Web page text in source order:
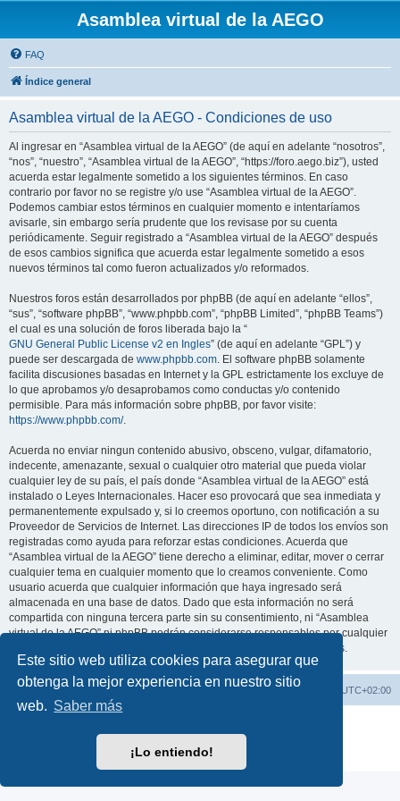
Este sitio web utiliza cookies para asegurar que
obtenga la mejor experiencia en nuestro sitio
web. Saber más
¡Lo entiendo!
Asamblea virtual de la AEGO
FAQ
Índice general
Asamblea virtual de la AEGO - Condiciones de uso
Al ingresar en “Asamblea virtual de la AEGO” (de aquí en adelante “nosotros”,
“nos”, “nuestro”, “Asamblea virtual de la AEGO”, “https://foro.aego.biz”), usted
acuerda estar legalmente sometido a los siguientes términos. En caso
contrario por favor no se registre y/o use “Asamblea virtual de la AEGO”.
Podemos cambiar estos términos en cualquier momento e intentaríamos
avisarle, sin embargo sería prudente que los revisase por su cuenta
periódicamente. Seguir registrado a “Asamblea virtual de la AEGO” después
de esos cambios significa que acuerda estar legalmente sometido a esos
nuevos términos tal como fueron actualizados y/o reformados.
Nuestros foros están desarrollados por phpBB (de aquí en adelante “ellos”,
“sus”, “software phpBB”, “www.phpbb.com”, “phpBB Limited”, “phpBB Teams”)
el cual es una solución de foros liberada bajo la “
GNU General Public License v2 en Ingles” (de aquí en adelante “GPL”) y
puede ser descargada de www.phpbb.com. El software phpBB solamente
facilita discusiones basadas en Internet y la GPL estrictamente los excluye de
lo que aprobamos y/o desaprobamos como conductas y/o contenido
permisible. Para más información sobre phpBB, por favor visite:
https://www.phpbb.com/.
Acuerda no enviar ningun contenido abusivo, obsceno, vulgar, difamatorio,
indecente, amenazante, sexual o cualquier otro material que pueda violar
cualquier ley de su país, el país donde “Asamblea virtual de la AEGO” está
instalado o Leyes Internacionales. Hacer eso provocará que sea inmediata y
permanentemente expulsado y, si lo creemos oportuno, con notificación a su
Proveedor de Servicios de Internet. Las direcciones IP de todos los envíos son
registradas como ayuda para reforzar estas condiciones. Acuerda que
“Asamblea virtual de la AEGO” tiene derecho a eliminar, editar, mover o cerrar
cualquier tema en cualquier momento que lo creamos conveniente. Como
usuario acuerda que cualquier información que haya ingresado será
almacenada en una base de datos. Dado que esta información no será
compartida con ninguna tercera parte sin su consentimiento, ni “Asamblea
virtual de la AEGO” ni phpBB podrán considerarse responsables por cualquier
intento de hacking que conlleve a que los datos sean comprometidos.
Índice general Todos los horarios son UTC+02:00
Contáctenos
phpBB España
Privacidad| Condiciones